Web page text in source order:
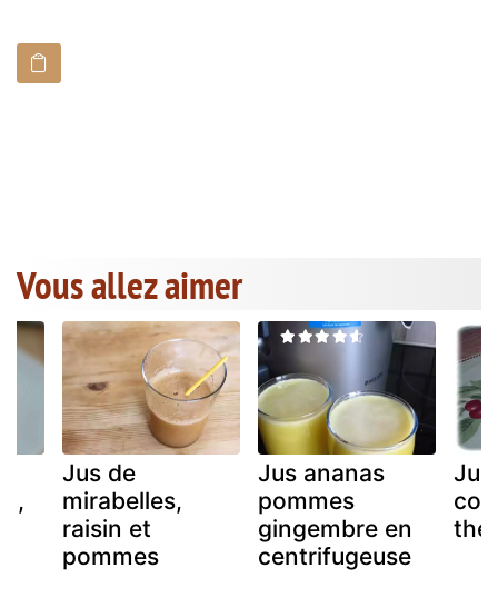
Vous allez aimer
Jus de
mirabelles,
raisin et
pommes
Jus ananas
pommes
gingembre en
centrifugeuse
Jus